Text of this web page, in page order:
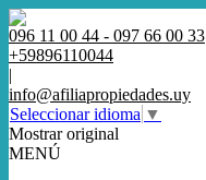
096 11 00 44 - 097 66 00 33
+59896110044
|
info@afiliapropiedades.uy
Seleccionar idioma ▼
Mostrar original
MENÚ